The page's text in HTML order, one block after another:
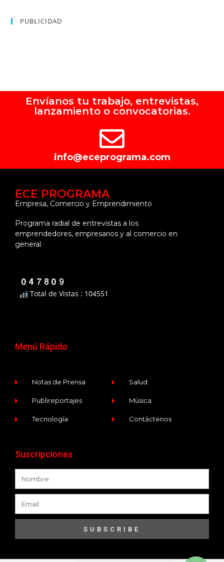
PUBLICIDAD
Envíanos tu trabajo, entrevistas,
lanzamiento o convocatorias.
info@eceprograma.com
ECE PROGRAMA
Empresa, Comercio y Emprendimiento
Programa radial de entrevistas a los
emprendedores, empresarios y al comercio en
general.
Total de Vistas : 104551
Menú Rápido
Notas de Prensa
Publireportajes
Tecnología
Salud
Música
Contáctenos
Suscripciones
SUBSCRIBE